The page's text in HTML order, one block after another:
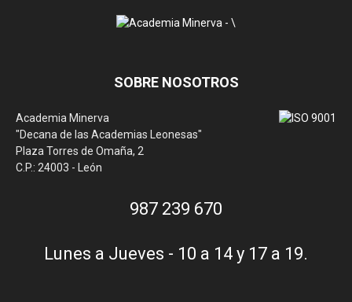
SOBRE NOSOTROS
Academia Minerva
"Decana de las Academias Leonesas"
Plaza Torres de Omaña, 2
C.P.: 24003 - León
987 239 670
Lunes a Jueves - 10 a 14 y 17 a 19.